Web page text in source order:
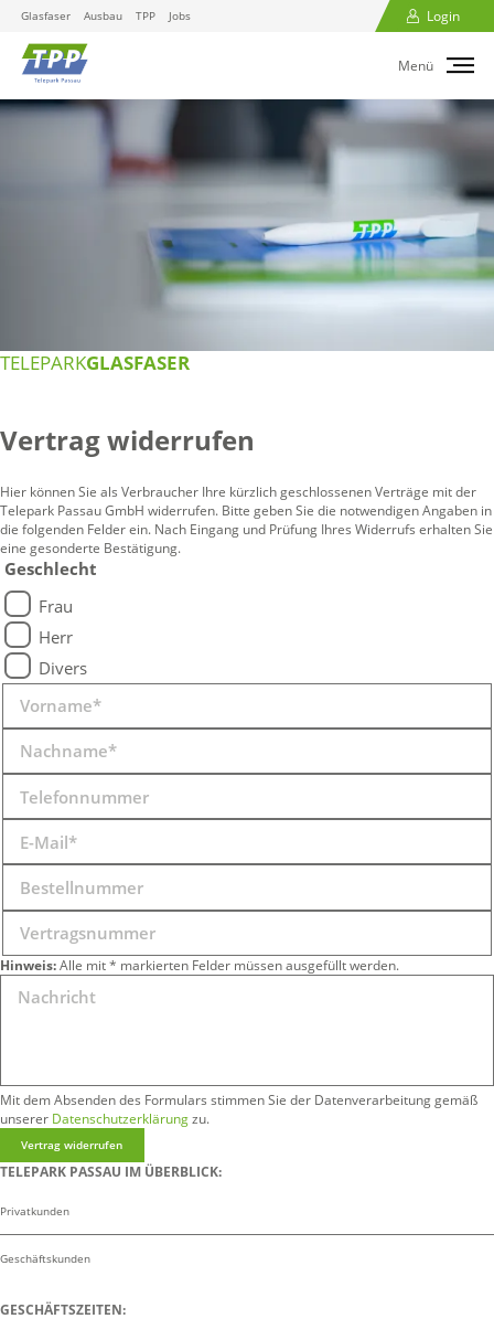
Glasfaser Ausbau TPP Jobs Login
Menü
TELEPARKGLASFASER
Vertrag widerrufen
Hier können Sie als Verbraucher Ihre kürzlich geschlossenen Verträge mit der
Telepark Passau GmbH widerrufen. Bitte geben Sie die notwendigen Angaben in
die folgenden Felder ein. Nach Eingang und Prüfung Ihres Widerrufs erhalten Sie
eine gesonderte Bestätigung.
Geschlecht
Frau
Herr
Divers
Hinweis:Alle mit * markierten Felder müssen ausgefüllt werden.
Mit dem Absenden des Formulars stimmen Sie der Datenverarbeitung gemäß
unserer Datenschutzerklärungzu.
Vertrag widerrufen
TELEPARK PASSAU IM ÜBERBLICK:
Privatkunden
Geschäftskunden
GESCHÄFTSZEITEN: